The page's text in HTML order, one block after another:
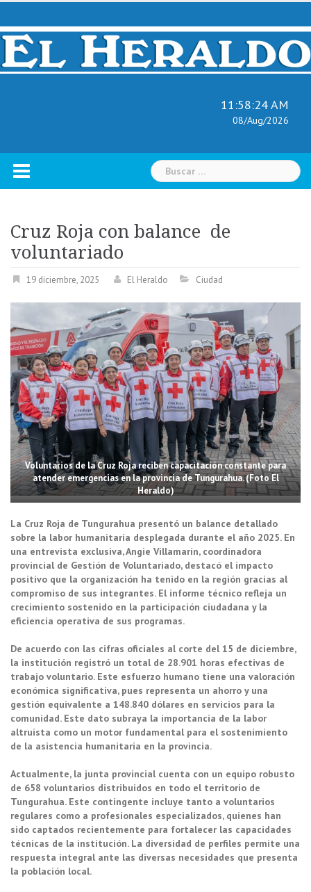
Skip
content
11:58:25 AM
08/Aug/2026
Buscar:
Cruz Roja con balance de
voluntariado
19 diciembre, 2025 El Heraldo Ciudad
Voluntarios de la Cruz Roja reciben capacitación constante para
atender emergencias en la provincia de Tungurahua. (Foto El
Heraldo)
La Cruz Roja de Tungurahua presentó un balance detallado
sobre la labor humanitaria desplegada durante el año 2025. En
una entrevista exclusiva, Angie Villamarín, coordinadora
provincial de Gestión de Voluntariado, destacó el impacto
positivo que la organización ha tenido en la región gracias al
compromiso de sus integrantes. El informe técnico refleja un
crecimiento sostenido en la participación ciudadana y la
eficiencia operativa de sus programas.
De acuerdo con las cifras oficiales al corte del 15 de diciembre,
la institución registró un total de 28.901 horas efectivas de
trabajo voluntario. Este esfuerzo humano tiene una valoración
económica significativa, pues representa un ahorro y una
gestión equivalente a 148.840 dólares en servicios para la
comunidad. Este dato subraya la importancia de la labor
altruista como un motor fundamental para el sostenimiento
de la asistencia humanitaria en la provincia.
Actualmente, la junta provincial cuenta con un equipo robusto
de 658 voluntarios distribuidos en todo el territorio de
Tungurahua. Este contingente incluye tanto a voluntarios
regulares como a profesionales especializados, quienes han
sido captados recientemente para fortalecer las capacidades
técnicas de la institución. La diversidad de perfiles permite una
respuesta integral ante las diversas necesidades que presenta
la población local.